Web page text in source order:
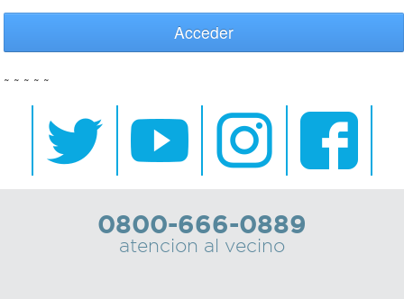
bondi
Recorrido
colectivos
Recarga
Acceder
~ ~ ~ ~ ~
0800-666-0889
atencion al vecino